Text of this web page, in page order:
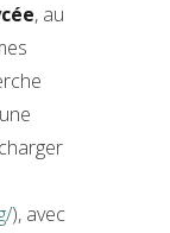
, au
), avec